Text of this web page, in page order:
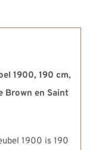
1900, 190 cm,
Brown en Saint
1900 is 190